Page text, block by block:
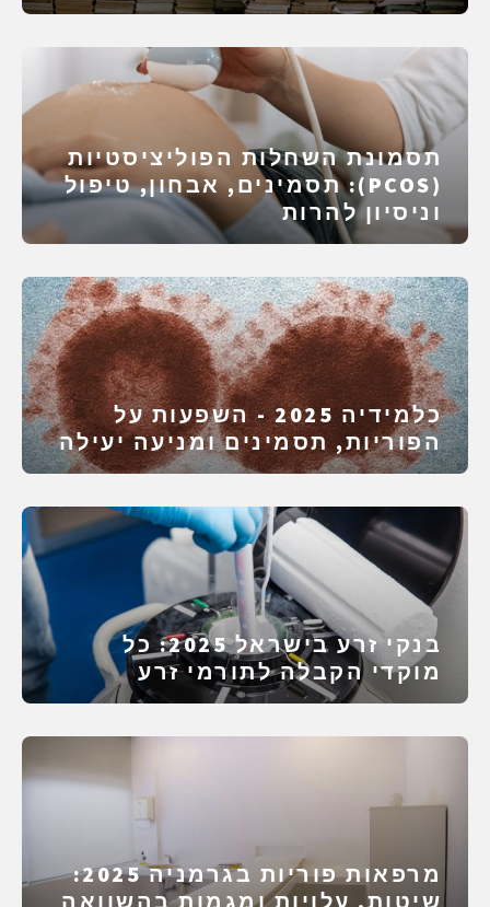
תסמונת השחלות הפוליציסטיות
(PCOS): תסמינים, אבחון, טיפול
וניסיון להרות
כלמידיה 2025 - השפעות על
הפוריות, תסמינים ומניעה יעילה
בנקי זרע בישראל 2025: כל
מוקדי הקבלה לתורמי זרע
מרפאות פוריות בגרמניה 2025: